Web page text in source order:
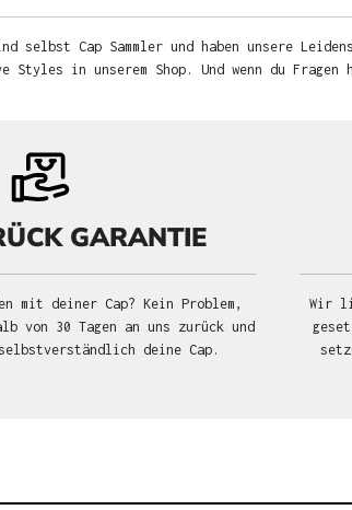
Cap Sammler und haben unsere
in unserem Shop. Und wenn du
GARANTIE
mit deiner Cap? Kein Problem,
von 30 Tagen an uns zurück und
deine Cap.
Wir